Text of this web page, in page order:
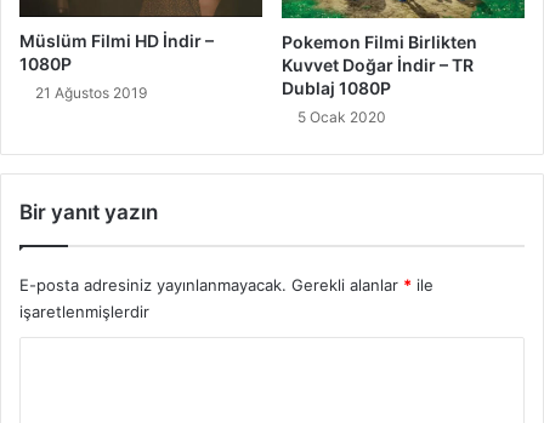
Müslüm Filmi HD İndir –
1080P
21 Ağustos 2019
Pokemon Filmi Birlikten
Kuvvet Doğar İndir – TR
Dublaj 1080P
5 Ocak 2020
Bir yanıt yazın
E-posta adresiniz yayınlanmayacak. Gerekli alanlar * ile
işaretlenmişlerdir